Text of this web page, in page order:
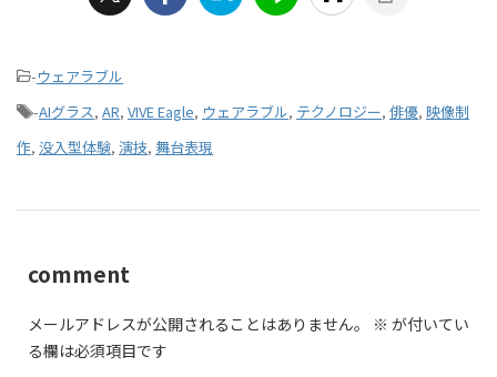
-ウェアラブル
-AIグラス, AR, VIVE Eagle, ウェアラブル, テクノロジー, 俳優, 映像制
作, 没入型体験, 演技, 舞台表現
comment
メールアドレスが公開されることはありません。 ※ が付いてい
る欄は必須項目です